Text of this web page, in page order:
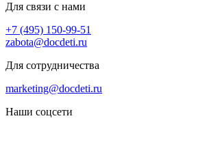
Для связи с нами
+7 (495) 150-99-51
zabota@docdeti.ru
Для сотрудничества
marketing@docdeti.ru
Наши соцсети